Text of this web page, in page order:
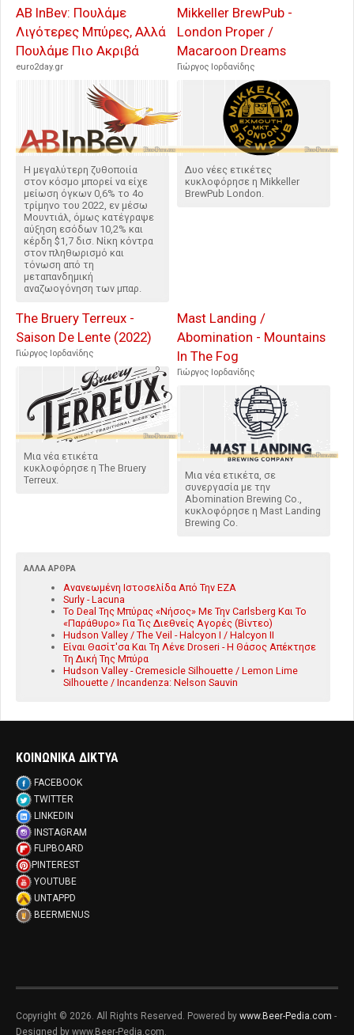
AB InBev: Πουλάμε
Λιγότερες Μπύρες, Αλλά
Πουλάμε Πιο Ακριβά
euro2day.gr
Η μεγαλύτερη ζυθοποιία
στον κόσμο μπορεί να είχε
μείωση όγκων 0,6% το 4ο
τρίμηνο του 2022, εν μέσω
Μουντιάλ, όμως κατέγραψε
αύξηση εσόδων 10,2% και
κέρδη $1,7 δισ. Νίκη κόντρα
στον πληθωρισμό και
τόνωση από τη
μεταπανδημική
αναζωογόνηση των μπαρ.
Mikkeller BrewPub -
London Proper /
Macaroon Dreams
Γιώργος Ιορδανίδης
Δυο νέες ετικέτες
κυκλοφόρησε η Mikkeller
BrewPub London.
The Bruery Terreux -
Saison De Lente (2022)
Γιώργος Ιορδανίδης
Μια νέα ετικέτα
κυκλοφόρησε η The Bruery
Terreux.
Mast Landing /
Abomination - Mountains
In The Fog
Γιώργος Ιορδανίδης
Μια νέα ετικέτα, σε
συνεργασία με την
Abomination Brewing Co.,
κυκλοφόρησε η Mast Landing
Brewing Co.
ΆΛΛΑ ΆΡΘΡΑ
Ανανεωμένη Ιστοσελίδα Από Την ΕΖΑ
Surly - Lacuna
Το Deal Της Μπύρας «Νήσος» Με Την Carlsberg Και Το
«Παράθυρο» Για Τις Διεθνείς Αγορές (Βίντεο)
Hudson Valley / The Veil - Halcyon I / Halcyon II
Είναι Θασίτ'σα Και Τη Λένε Droseri - Η Θάσος Απέκτησε
Τη Δική Της Μπύρα
Hudson Valley - Cremesicle Silhouette / Lemon Lime
Silhouette / Incandenza: Nelson Sauvin
ΚΟΙΝΩΝΙΚΑ ΔΙΚΤΥΑ
FACEBOOK
TWITTER
LINKEDIN
INSTAGRAM
FLIPBOARD
PINTEREST
YOUTUBE
UNTAPPD
BEERMENUS
Copyright © 2026. All Rights Reserved. Powered by www.Beer-Pedia.com -
Designed by www.Beer-Pedia.com.